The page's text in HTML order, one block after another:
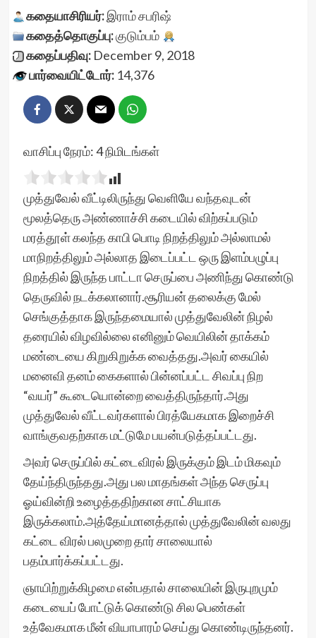
கதையாசிரியர்: இராம் சபரிஷ்
கதைத்தொகுப்பு:குடும்பம்
கதைப்பதிவு:December 9, 2018
பார்வையிட்டோர்:14,376
வாசிப்பு நேரம்:4நிமிடங்கள்
முத்துவேல் வீட்டிலிருந்து வெளியே வந்தவுடன்
மூலத்தெரு அண்ணாச்சி கடையில் விற்கப்படும்
மரத்தூள் கலந்த காபி பொடி நிறத்திலும் அல்லாமல்
மாநிறத்திலும் அல்லாத இடைப்பட்ட ஒரு இளம்பழுப்பு
நிறத்தில் இருந்த பாட்டா செருப்பை அணிந்து கொண்டு
தெருவில் நடக்கலானார்.சூரியன் தலைக்கு மேல்
செங்குத்தாக இருந்தமையால் முத்துவேலின் நிழல்
தரையில் விழவில்லை எனினும் வெயிலின் தாக்கம்
மண்டையை கிறுகிறுக்க வைத்தது.அவர் கையில்
மனைவி தனம் கைகளால் பின்னப்பட்ட சிவப்பு நிற
“வயர்” கூடையொன்றை வைத்திருந்தார்.அது
முத்துவேல்‌ வீட்டவர்களால் பிரத்யேகமாக இறைச்சி
வாங்குவதற்காக மட்டுமே பயன்படுத்தப்பட்டது.
அவர் செருப்பில் கட்டைவிரல் இருக்கும் இடம் மிகவும்
தேய்ந்திருந்தது.அது பல மாதங்கள் அந்த செருப்பு
ஓய்வின்றி உழைத்ததிற்கான சாட்சியாக
இருக்கலாம்.அத்தேய்மானத்தால் முத்துவேலின் வலது
கட்டை விரல் பலமுறை தார் சாலையால்
பதம்பார்க்கப்பட்டது.
ஞாயிற்றுக்கிழமை என்பதால் சாலையின் இருபுறமும்
கடையைப் போட்டுக் கொண்டு சில பெண்கள்
உத்வேகமாக மீன் வியாபாரம் செய்து கொண்டிருந்தனர்.